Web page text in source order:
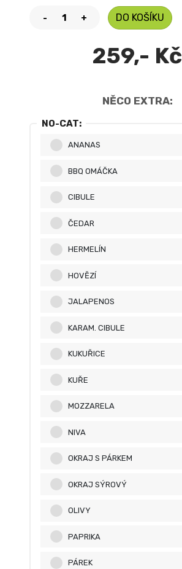
- + DO KOŠÍKU
259,- Kč
NĚCO EXTRA:
NO-CAT:
ANANAS
BBQ OMÁČKA
CIBULE
ČEDAR
HERMELÍN
HOVĚZÍ
JALAPENOS
KARAM. CIBULE
KUKUŘICE
KUŘE
MOZZARELA
NIVA
OKRAJ S PÁRKEM
OKRAJ SÝROVÝ
OLIVY
PAPRIKA
PÁREK